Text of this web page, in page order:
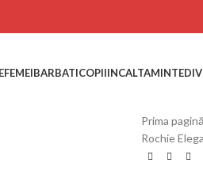
FEMEIBARBATICOPIIINCALTAMINTE
Prima pagină
Rochie